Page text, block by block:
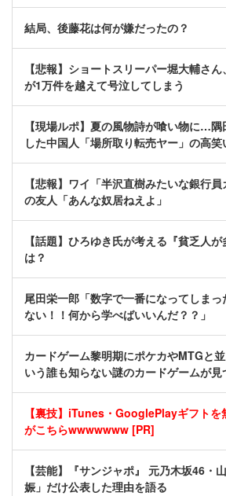
結局、後藤花は何が嫌だったの？
【悲報】ショートスリーパー堀大輔さ
が1万件を越えて号泣してしまう
【現場ルポ】夏の風物詩が喰い物に…
した中国人「場所取り転売ヤー」の高笑
【悲報】ワイ「半沢直樹みたいな銀行
の友人「あんな奴居ねえよ」
【話題】ひろゆき氏が考える『貧乏人
は？
尾田栄一郎「数字で一番になってしま
ない！！何から学べばいいんだ？？」
カードゲーム黎明期にポケカやMTGと
いう誰も知らない謎のカードゲームが見
【裏技】iTunes・GooglePlayギフトを
がこちらwwwwwww [PR]
【芸能】『サンジャポ』 元乃木坂46・
娠」だけ公表した理由を語る